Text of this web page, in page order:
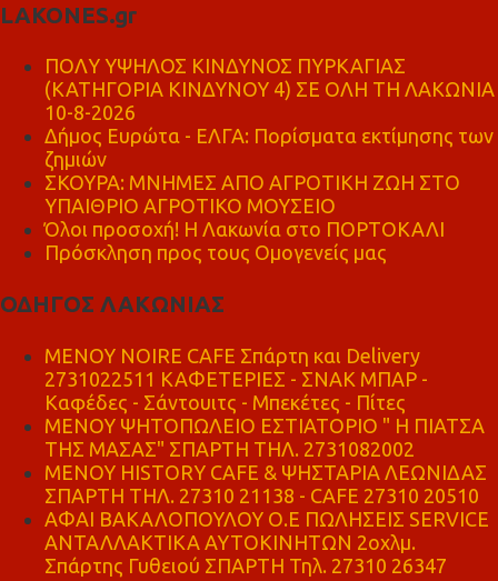
LAKONES.gr
ΠΟΛΥ ΥΨΗΛΟΣ ΚΙΝΔΥΝΟΣ ΠΥΡΚΑΓΙΑΣ
(ΚΑΤΗΓΟΡΙΑ ΚΙΝΔΥΝΟΥ 4) ΣΕ ΟΛΗ ΤΗ ΛΑΚΩΝΙΑ
10-8-2026
Δήμος Ευρώτα - ΕΛΓΑ: Πορίσματα εκτίμησης των
ζημιών
ΣΚΟΥΡΑ: ΜΝΗΜΕΣ ΑΠΟ ΑΓΡΟΤΙΚΗ ΖΩΗ ΣΤΟ
ΥΠΑΙΘΡΙΟ ΑΓΡΟΤΙΚΟ ΜΟΥΣΕΙΟ
Όλοι προσοχή! Η Λακωνία στο ΠΟΡΤΟΚΑΛΙ
Πρόσκληση προς τους Ομογενείς μας
ΟΔΗΓΟΣ ΛΑΚΩΝΙΑΣ
MENOY NOIRE CAFE Σπάρτη και Delivery
2731022511 ΚΑΦΕΤΕΡΙΕΣ - ΣΝΑΚ ΜΠΑΡ -
Καφέδες - Σάντουιτς - Μπεκέτες - Πίτες
ΜΕΝΟΥ ΨΗΤΟΠΩΛΕΙΟ ΕΣΤΙΑΤΟΡΙΟ " Η ΠΙΑΤΣΑ
ΤΗΣ ΜΑΣΑΣ" ΣΠΑΡΤΗ ΤΗΛ. 2731082002
ΜΕΝΟΥ HISTORY CAFE & ΨΗΣΤΑΡΙΑ ΛΕΩΝΙΔΑΣ
ΣΠΑΡΤΗ ΤΗΛ. 27310 21138 - CAFE 27310 20510
ΑΦΑΙ ΒΑΚΑΛΟΠΟΥΛΟΥ Ο.Ε ΠΩΛΗΣΕΙΣ SERVICE
ΑΝΤΑΛΛΑΚΤΙΚΑ ΑΥΤΟΚΙΝΗΤΩΝ 2οχλμ.
Σπάρτης Γυθειού ΣΠΑΡΤΗ Τηλ. 27310 26347